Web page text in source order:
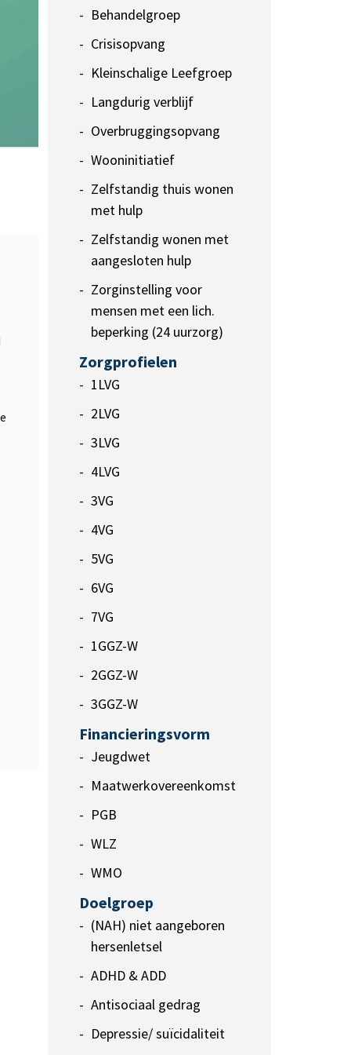
Behandelgroep
Crisisopvang
Kleinschalige Leefgroep
Langdurig verblijf
Overbruggingsopvang
Wooninitiatief
Zelfstandig thuis wonen
met hulp
Zelfstandig wonen met
aangesloten hulp
Zorginstelling voor
mensen met een lich.
beperking (24 uurzorg)
Zorgprofielen
1LVG
2LVG
3LVG
4LVG
3VG
4VG
5VG
6VG
7VG
1GGZ-W
2GGZ-W
3GGZ-W
Financieringsvorm
Jeugdwet
Maatwerkovereenkomst
PGB
WLZ
WMO
Doelgroep
(NAH) niet aangeboren
hersenletsel
ADHD & ADD
Antisociaal gedrag
Depressie/ suïcidaliteit